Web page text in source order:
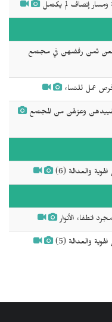
ومسار إنصاف لم يكتمل
ثمن رفضهن في مجتمع
فرص عمل للنساء
وعزلهن من المجتمع
انطفاء الأنوار